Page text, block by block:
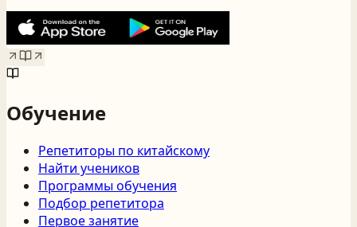
Обучение
Репетиторы по китайскому
Найти учеников
Программы обучения
Подбор репетитора
Первое занятие